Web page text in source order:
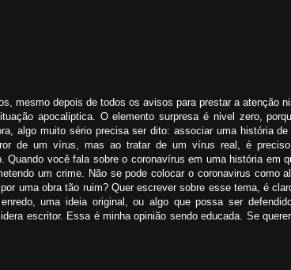
mesmo depois de todos os avisos para prestar a atenção
apocaliptica. O elemento surpresa é nivel zero,
algo muito sério precisa ser dito: associar uma história
de um vírus, mas ao tratar de um vírus real, é
Quando você fala sobre o coronavírus em uma história em
um crime. Não se pode colocar o coronavirus como
uma obra tão ruim? Quer escrever sobre esse tema, é
uma ideia original, ou algo que possa ser
escritor. Essa é minha opinião sendo educada. Se